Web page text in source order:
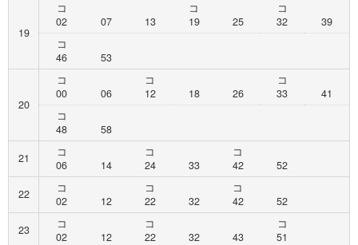
19
コ
02
07 13
コ
19
25
コ
32
39
コ
46
53
20
コ
00
06
コ
12
18 26
コ
33
41
コ
48
58
21
コ
06
14
コ
24
33
コ
42
52
22
コ
02
12
コ
22
32
コ
42
52
23
コ
02
12
コ
22
32 43
コ
51